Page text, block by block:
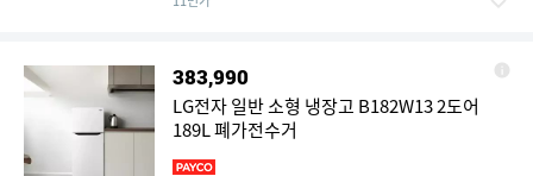
383,990
LG전자 일반 소형 냉장고 B182W13 2도어
189L 폐가전수거